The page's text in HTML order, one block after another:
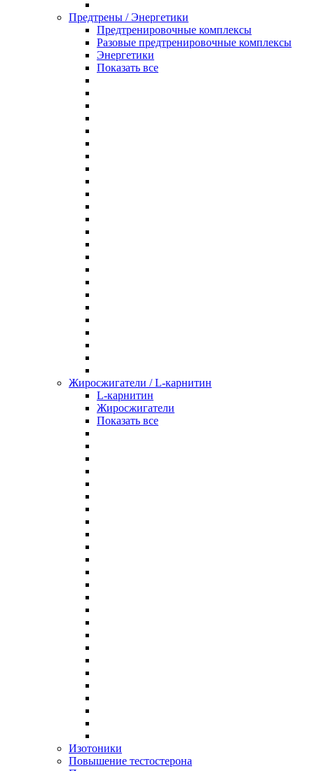
Предтрены / Энергетики
Предтренировочные комплексы
Разовые предтренировочные комплексы
Энергетики
Показать все
Жиросжигатели / L-карнитин
L-карнитин
Жиросжигатели
Показать все
Изотоники
Повышение тестостерона